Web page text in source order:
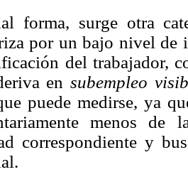
forma, surge otra
por un bajo nivel de
del trabajador,
en subempleo
puede medirse, ya
menos
correspondiente y